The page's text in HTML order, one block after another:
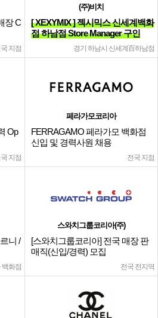
장 C
지점
(주)비치
[ XEXYMIX ] 젝시믹스 신세계백화
점 하남점 Store Manager 구인
경기 하남시 신세계百하남점
Op
지점
페라가모코리아
FERRAGAMO 페라가모 백화점
신입 및 경력사원 채용
전국 지점
니 /
백화점
스와치그룹코리아(주)
[스와치그룹코리아] 전국 매장 판
매직(신입/경력) 모집
전국 전지역